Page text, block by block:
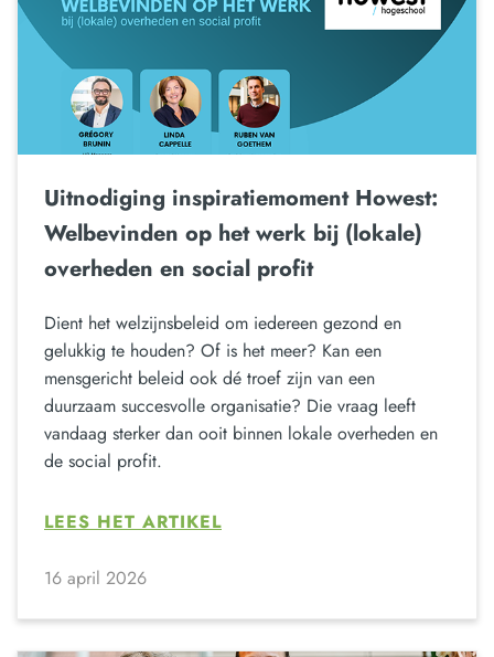
Uitnodiging inspiratiemoment Howest:
Welbevinden op het werk bij (lokale)
overheden en social profit
Dient het welzijnsbeleid om iedereen gezond en
gelukkig te houden? Of is het meer? Kan een
mensgericht beleid ook dé troef zijn van een
duurzaam succesvolle organisatie? Die vraag leeft
vandaag sterker dan ooit binnen lokale overheden en
de social profit.
LEES HET ARTIKEL
16 april 2026